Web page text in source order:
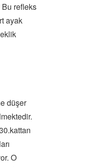
Bu refleks
ayak
düşer
O